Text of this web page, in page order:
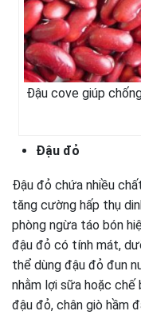
Đậu cove giúp
Đậu đỏ
Đậu đỏ chứa nhiều
tăng cường hấp thụ
phòng ngừa táo bón
đậu đỏ có tính mát,
thể dùng đậu đỏ đun
nhằm lợi sữa hoặc chế
đậu đỏ, chân giò hầm